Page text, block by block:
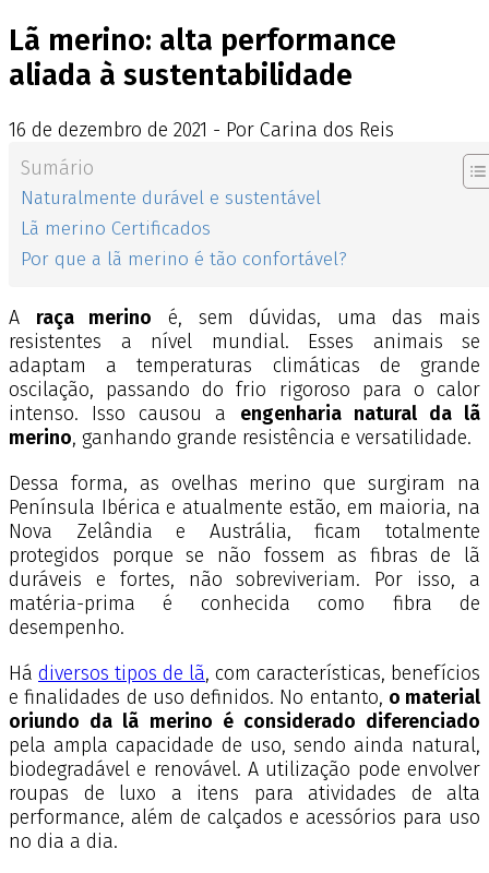
Lã merino: alta performance
aliada à sustentabilidade
16 de dezembro de 2021 - Por Carina dos Reis
Sumário
Naturalmente durável e sustentável
Lã merino Certificados
Por que a lã merino é tão confortável?
A raça merino é, sem dúvidas, uma das mais
resistentes a nível mundial. Esses animais se
adaptam a temperaturas climáticas de grande
oscilação, passando do frio rigoroso para o calor
intenso. Isso causou a engenharia natural da lã
merino, ganhando grande resistência e versatilidade.
Dessa forma, as ovelhas merino que surgiram na
Península Ibérica e atualmente estão, em maioria, na
Nova Zelândia e Austrália, ficam totalmente
protegidos porque se não fossem as fibras de lã
duráveis e fortes, não sobreviveriam. Por isso, a
matéria-prima é conhecida como fibra de
desempenho.
Há diversos tipos de lã, com características, benefícios
e finalidades de uso definidos. No entanto, o material
oriundo da lã merino é considerado diferenciado
pela ampla capacidade de uso, sendo ainda natural,
biodegradável e renovável. A utilização pode envolver
roupas de luxo a itens para atividades de alta
performance, além de calçados e acessórios para uso
no dia a dia.